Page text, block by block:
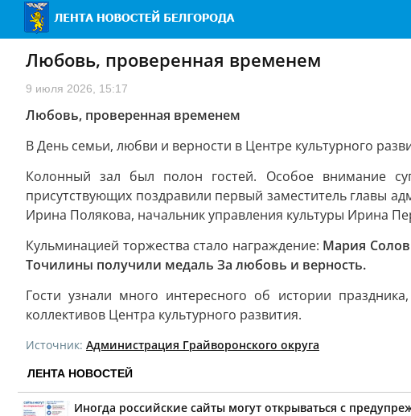
Любовь, проверенная временем
9 июля 2026, 15:17
Любовь, проверенная временем
В День семьи, любви и верности в Центре культурного
Колонный зал был полон гостей. Особое внимание
присутствующих поздравили первый заместитель главы
Ирина Полякова, начальник управления культуры Ирина
Кульминацией торжества стало награждение: Мария
Точилины получили медаль За любовь и верность.
Гости узнали много интересного об истории
коллективов Центра культурного развития.
Источник: Администрация Грайворонского округа
ЛЕНТА НОВОСТЕЙ
Иногда российские сайты могут открываться с